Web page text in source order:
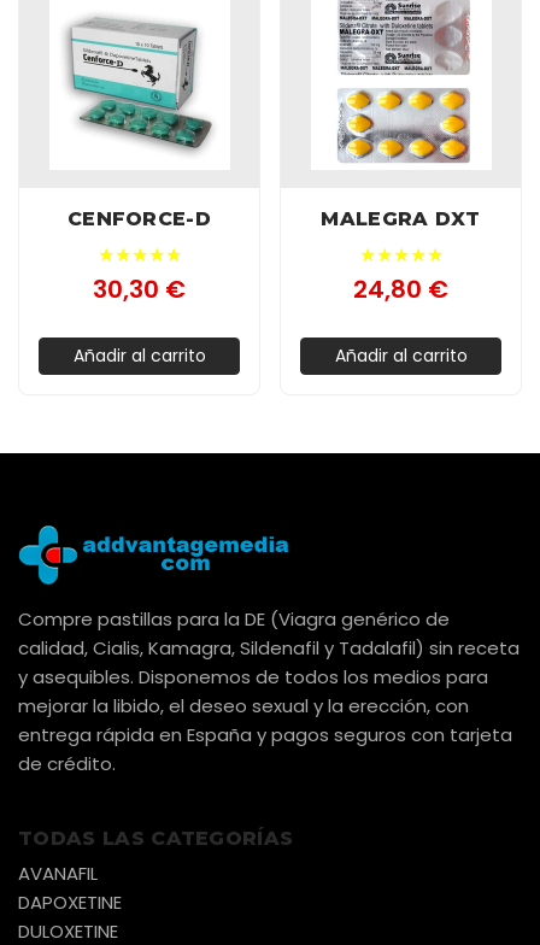
CENFORCE-D
★★★★★
30,30 €
Añadir al carrito
MALEGRA DXT
★★★★★
24,80 €
Añadir al carrito
Compre pastillas para la DE (Viagra genérico de
calidad, Cialis, Kamagra, Sildenafil y Tadalafil) sin receta
y asequibles. Disponemos de todos los medios para
mejorar la libido, el deseo sexual y la erección, con
entrega rápida en España y pagos seguros con tarjeta
de crédito.
TODAS LAS CATEGORÍAS
AVANAFIL
DAPOXETINE
DULOXETINE